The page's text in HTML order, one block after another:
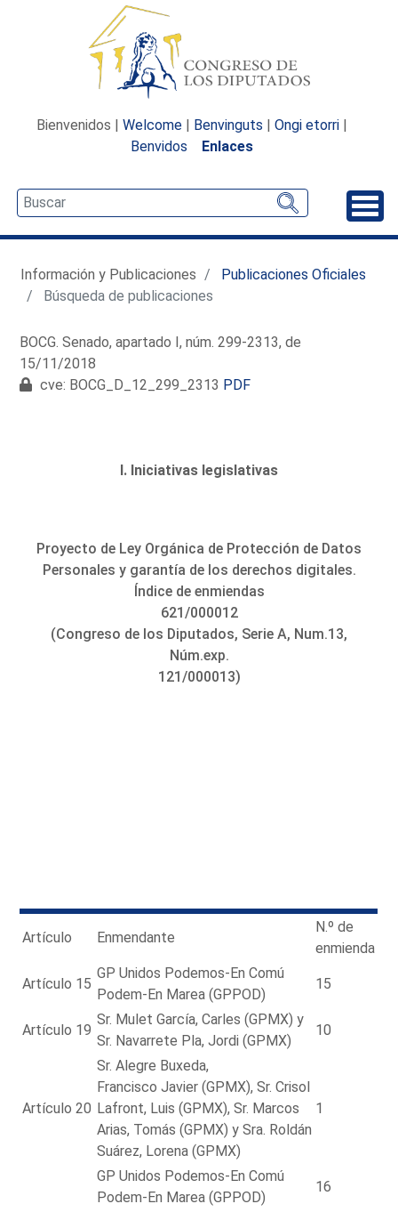
Bienvenidos | Welcome | Benvinguts | Ongi etorri |
Benvidos
Enlaces
Información y Publicaciones
Publicaciones Oficiales
Búsqueda de publicaciones
BOCG. Senado, apartado I, núm. 299-2313, de
15/11/2018
cve: BOCG_D_12_299_2313 PDF
I. Iniciativas legislativas
Proyecto de Ley Orgánica de Protección de Datos
Personales y garantía de los derechos digitales.
Índice de enmiendas
621/000012
(Congreso de los Diputados, Serie A, Num.13,
Núm.exp.
121/000013)
Artículo Enmendante
N.º de
enmienda
Artículo 15
GP Unidos Podemos-En Comú
Podem-En Marea (GPPOD)
15
Artículo 19
Sr. Mulet García, Carles (GPMX) y
Sr. Navarrete Pla, Jordi (GPMX)
10
Artículo 20
Sr. Alegre Buxeda,
Francisco Javier (GPMX), Sr. Crisol
Lafront, Luis (GPMX), Sr. Marcos
Arias, Tomás (GPMX) y Sra. Roldán
Suárez, Lorena (GPMX)
1
GP Unidos Podemos-En Comú
Podem-En Marea (GPPOD)
16